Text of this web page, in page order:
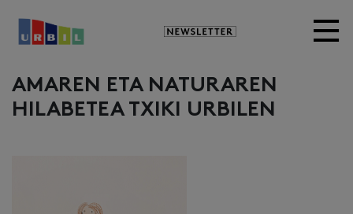
Newsletter
AMAREN ETA NATURAREN
HILABETEA TXIKI URBILEN